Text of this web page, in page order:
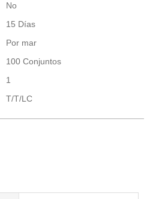
No
15 Días
Por mar
100 Conjuntos
1
T/T/LC